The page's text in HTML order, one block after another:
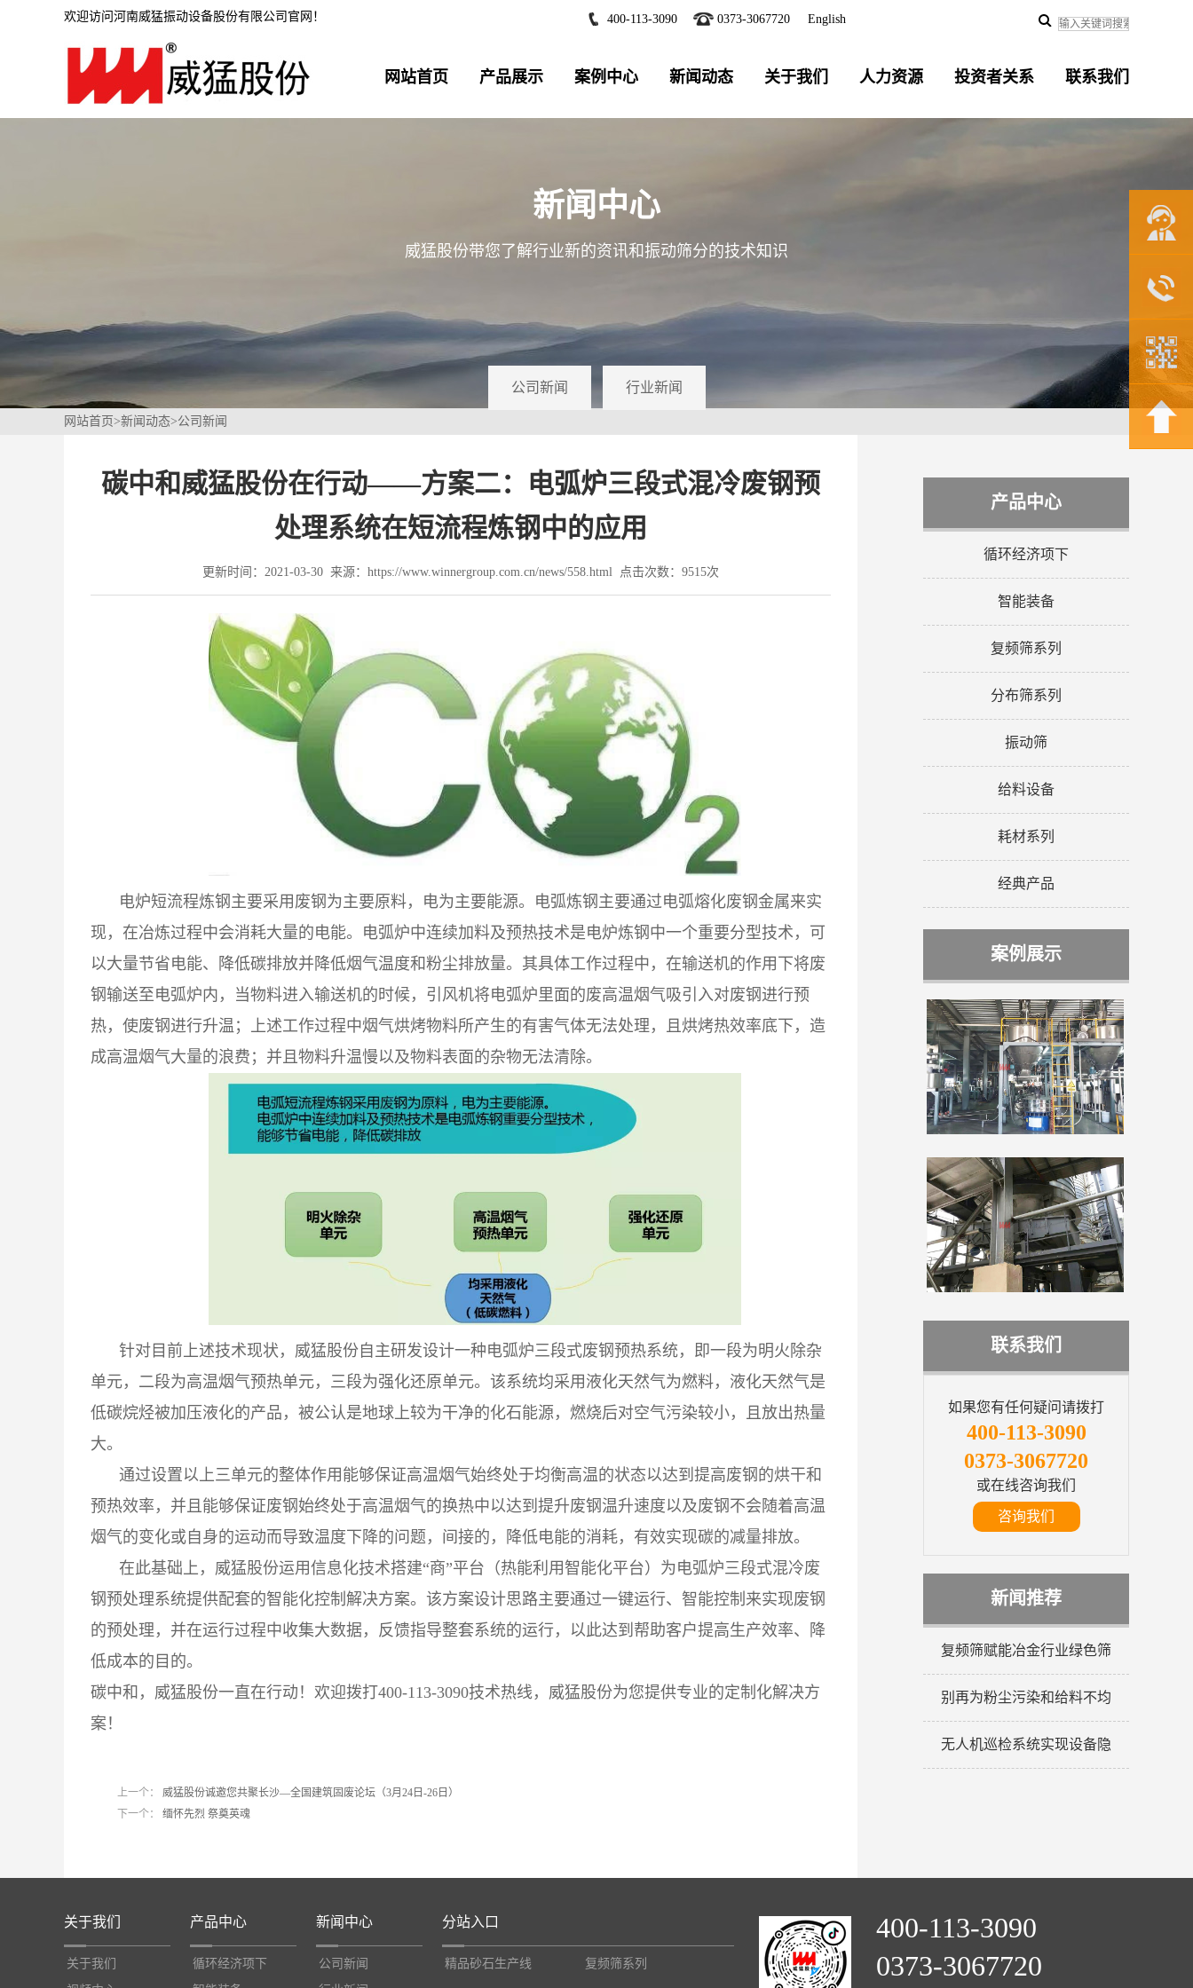
欢迎访问河南威猛振动设备股份有限公司官网！ 400-113-3090 0373-3067720 English
网站首页 产品展示 案例中心 新闻动态 关于我们 人力资源 投资者关系 联系我们
新闻中心
威猛股份带您了解行业新的资讯和振动筛分的技术知识
公司新闻 行业新闻
网站首页>新闻动态>公司新闻
碳中和威猛股份在行动——方案二：电弧炉三段式混冷废钢预
处理系统在短流程炼钢中的应用
更新时间：2021-03-30 来源：https://www.winnergroup.com.cn/news/558.html 点击次数：9515次
电炉短流程炼钢主要采用废钢为主要原料，电为主要能源。电弧炼钢主要通过电弧熔化废钢金属来实
现，在冶炼过程中会消耗大量的电能。电弧炉中连续加料及预热技术是电炉炼钢中一个重要分型技术，可
以大量节省电能、降低碳排放并降低烟气温度和粉尘排放量。其具体工作过程中，在输送机的作用下将废
钢输送至电弧炉内，当物料进入输送机的时候，引风机将电弧炉里面的废高温烟气吸引入对废钢进行预
热，使废钢进行升温；上述工作过程中烟气烘烤物料所产生的有害气体无法处理，且烘烤热效率底下，造
成高温烟气大量的浪费；并且物料升温慢以及物料表面的杂物无法清除。
针对目前上述技术现状，威猛股份自主研发设计一种电弧炉三段式废钢预热系统，即一段为明火除杂
单元，二段为高温烟气预热单元，三段为强化还原单元。该系统均采用液化天然气为燃料，液化天然气是
低碳烷烃被加压液化的产品，被公认是地球上较为干净的化石能源，燃烧后对空气污染较小，且放出热量
大。
通过设置以上三单元的整体作用能够保证高温烟气始终处于均衡高温的状态以达到提高废钢的烘干和
预热效率，并且能够保证废钢始终处于高温烟气的换热中以达到提升废钢温升速度以及废钢不会随着高温
烟气的变化或自身的运动而导致温度下降的问题，间接的，降低电能的消耗，有效实现碳的减量排放。
在此基础上， 威猛股份运用信息化技术搭建“商”平台（热能利用智能化平台）为电弧炉三段式混冷废
钢预处理系统提供配套的智能化控制解决方案。该方案设计思路主要通过一键运行、智能控制来实现废钢
的预处理，并在运行过程中收集大数据，反馈指导整套系统的运行，以此达到帮助客户提高生产效率、降
低成本的目的。
碳中和，威猛股份一直在行动！欢迎拨打400-113-3090技术热线，威猛股份为您提供专业的定制化解决方
案！
上一个：
威猛股份诚邀您共聚长沙—全国建筑固废论坛（3月24日-26日）
下一个：
缅怀先烈 祭奠英魂
产品中心
循环经济项下
智能装备
复频筛系列
分布筛系列
振动筛
给料设备
耗材系列
经典产品
案例展示
联系我们
如果您有任何疑问请拨打
400-113-3090
0373-3067720
或在线咨询我们
咨询我们
新闻推荐
复频筛赋能冶金行业绿色筛
别再为粉尘污染和给料不均
无人机巡检系统实现设备隐
关于我们
关于我们
产品中心
循环经济项下
新闻中心
公司新闻
分站入口
精品砂石生产线 复频筛系列
400-113-3090
0373-3067720
联系我们